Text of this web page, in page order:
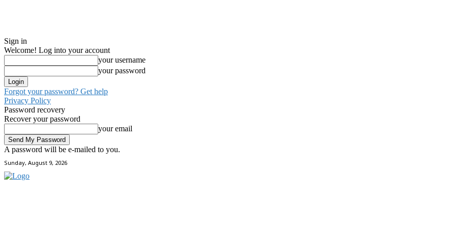
Sign in
Welcome! Log into your account
your username
your password
Forgot your password? Get help
Privacy Policy
Password recovery
Recover your password
your email
A password will be e-mailed to you.
Sunday, August 9, 2026